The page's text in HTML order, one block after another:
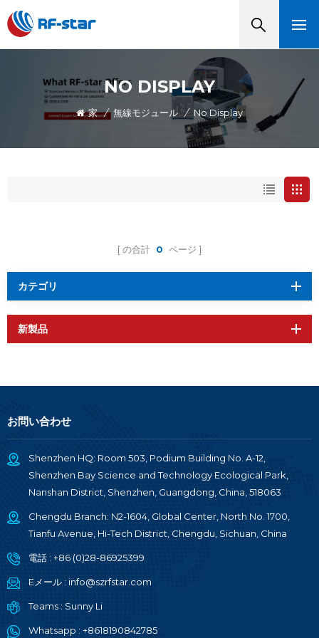
NO DISPLAY
家 / 無線モジュール / No Display
の合計 0 ページ
カテゴリ
新製品
お問い合わせ
Shenzhen HQ: Room 503, Podium Building No. A-12,
Shenzhen Bay Science and Technology Ecological Park,
Nanshan District, Shenzhen, Guangdong, China, 518063
Chengdu Branch: N2-1604, Global Center, North No. 1700,
Tianfu Avenue, Hi-Tech District, Chengdu, Sichuan, China
電話 : +86 (0)28-86925399
Eメール : info@szrfstar.com
Teams : Sunny Li
Whatsapp : +8618190842785